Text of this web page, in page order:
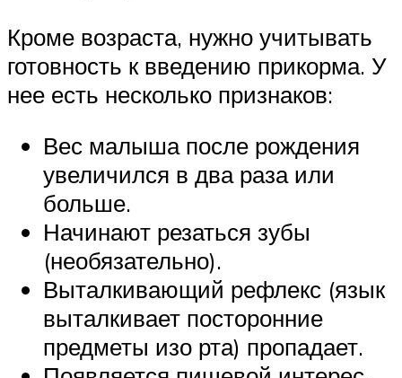
Кроме возраста, нужно учитывать
готовность к введению прикорма. У
нее есть несколько признаков:
Вес малыша после рождения
увеличился в два раза или
больше.
Начинают резаться зубы
(необязательно).
Выталкивающий рефлекс (язык
выталкивает посторонние
предметы изо рта) пропадает.